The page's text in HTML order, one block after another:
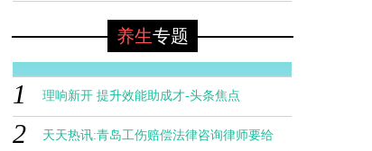
钱，赶走疼痛！
养生专题
1 理响新开 提升效能助成才-头条焦点
2 天天热讯:青岛工伤赔偿法律咨询律师要给